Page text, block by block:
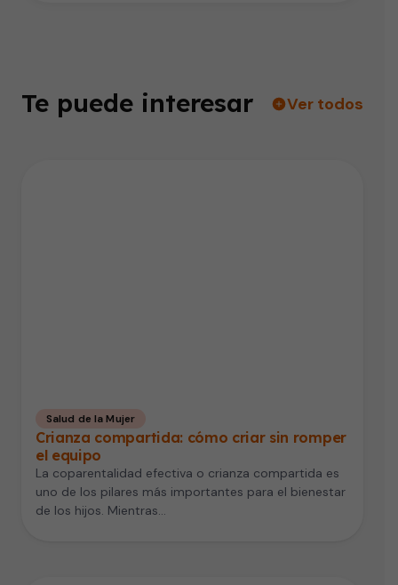
Te puede interesar Ver todos
Salud de la Mujer
Crianza compartida: cómo criar sin romper
el equipo
La coparentalidad efectiva o crianza compartida es
uno de los pilares más importantes para el bienestar
de los hijos. Mientras…